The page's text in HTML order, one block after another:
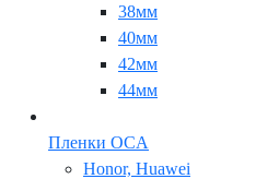
38мм
40мм
42мм
44мм
Пленки OCA
Honor, Huawei